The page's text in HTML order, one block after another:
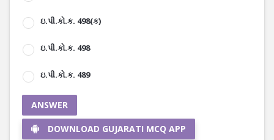
ઇ.પી.કો.ક. 498(ક)
ઇ.પી.કો.ક. 498
ઇ.પી.કો.ક. 489
ANSWER
DOWNLOAD GUJARATI MCQ APP